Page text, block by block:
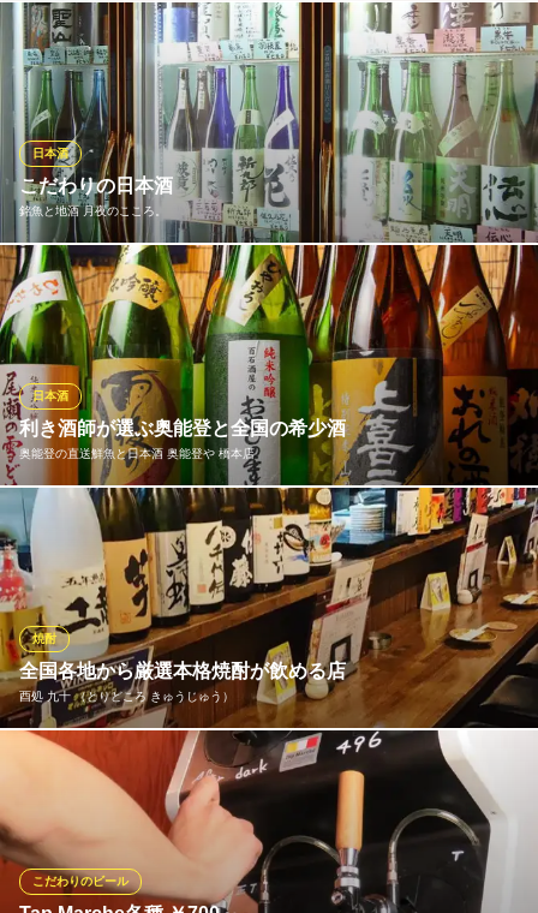
ＪＲ横浜線相模原駅 徒歩2分
神奈川県相模原市中央区相模原1-2-5 好月堂ビル1F
日本酒好きにはたまらない！オーナーこだわりの厳選した豊富な
日本酒が楽しめます。季節に合わせた期間限定もございますの
で、お好みでお楽しみ下さい♪焼酎やカクテルなども豊富に取り揃
えておりますので、ぜひ色々飲み比べしてみてください！
もてなし家 古淵店
駅近 居酒屋
ＪＲ横浜線古淵駅 徒歩2分
神奈川県相模原市南区古淵1-8-12
こだわりの日本酒
銘魚と地酒 月夜のこころ。
日本酒
店主が自ら地方の酒蔵まで足を運んで集めたものや、その時期に
しか手に入らない旬のもの、限定もの。あまり知られていないお
酒がほとんどですが、絶対に気に入る日本酒があると思います。
普段呑まないけど興味のある方、呑ん兵衛の方まで幅広くお待ち
しております！
銘魚と地酒 月夜のこころ。
カジュアル日本酒居酒屋
ＪＲ橋本駅北口 徒歩1分
神奈川県相模原市緑区橋本3-17-4 6F
利き酒師が選ぶ奥能登と全国の希少酒
奥能登の直送鮮魚と日本酒 奥能登や 橋本店
日本酒
蔵元を訪ねて選んだ能登の地酒のほか、獺祭、十四代などプレミ
アムな日本酒を揃えています。何を飲んだらいいか迷ってしま
う、という時にはぜひ利き酒師にご相談を。お客様のお好みやお
料理に合わせた厳選酒をご紹介します。限定酒や季節もののお酒
に出合えることも。「これこれ！」となるペアリングをお楽しみ
ください。
奥能登の直送鮮魚と日本酒 奥能登や 橋本店
直送能登の魚介と日本酒
ＪＲ橋本駅 徒歩8分
神奈川県相模原市緑区東橋本1-24-19 T・H ADMIRAL1F
全国各地から厳選本格焼酎が飲める店
酉処 九十 （とりどころ きゅうじゅう）
焼酎
稀少な焼酎、森伊蔵、魔王、村尾も飲めます！鶏にあった焼酎を
全国からずらりご用意！焼酎の飲み比べがオススメ！本日のオス
スメは店主までお声掛けください。
酉処 九十 （とりどころ きゅうじゅう）
炭火焼き鳥と鶏料理
こだわりのビール